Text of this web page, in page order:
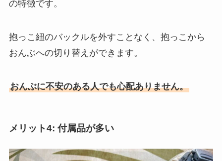
の特徴です。
抱っこ紐のバックルを外すことなく、抱っこから
おんぶへの切り替えができます。
おんぶに不安のある人でも心配ありません。
メリット4: 付属品が多い